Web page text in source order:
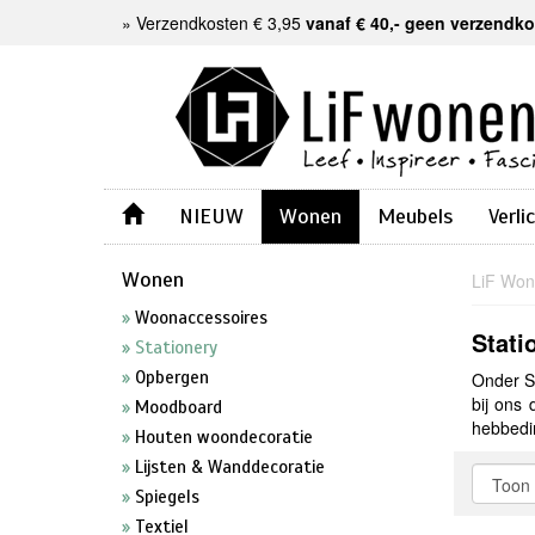
» Verzendkosten € 3,95 vanaf € 40,- geen
NIEUW Wonen Meubels
LiF
Onder
bij ons
Wonen
Woonaccessoires
Stationery
Opbergen
Moodboard
Houten woondecoratie
Lijsten & Wanddecoratie
Spiegels
Textiel